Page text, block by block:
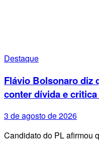
Destaque
Flávio Bolsonaro diz
conter dívida e
3 de agosto de 2026
Candidato do PL afirmou